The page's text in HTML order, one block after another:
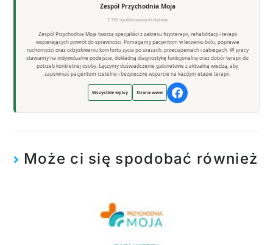
Zespół Przychodnia Moja
7 193 opublikowanych wpisów
Zespół Przychodnia Moja tworzą specjaliści z zakresu fizjoterapii, rehabilitacji i terapii
wspierających powrót do sprawności. Pomagamy pacjentom w leczeniu bólu, poprawie
ruchomości oraz odzyskiwaniu komfortu życia po urazach, przeciążeniach i zabiegach. W pracy
stawiamy na indywidualne podejście, dokładną diagnostykę funkcjonalną oraz dobór terapii do
potrzeb konkretnej osoby. Łączymy doświadczenie gabinetowe z aktualną wiedzą, aby
zapewniać pacjentom rzetelne i bezpieczne wsparcie na każdym etapie terapii.
Wszystkie wpisy Strona www
Może ci się spodobać również